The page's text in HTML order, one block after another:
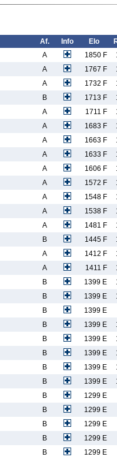
Af. Info Elo
A 1850 F
A 1767 F
A 1732 F
B 1713 F
A 1711 F
A 1683 F
A 1663 F
A 1633 F
A 1606 F
A 1572 F
A 1548 F
A 1538 F
A 1481 F
B 1445 F
A 1412 F
A 1411 F
B 1399 E
B 1399 E
B
1399 E
B 1399 E
B 1399 E
B 1399 E
B 1399 E
B 1399 E
B
1299 E
B
1299 E
B
1299 E
B
1299 E
B
1299 E